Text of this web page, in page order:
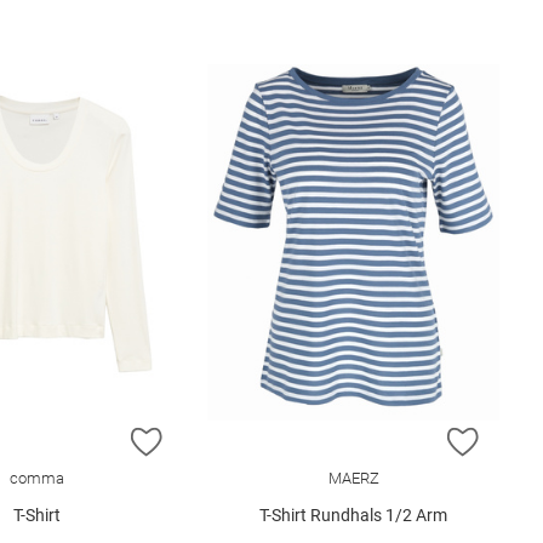
HINZUFÜGEN
comma
T-Shirt
ZUR
MAERZ
T-Shirt Rundhals 1/2 Arm